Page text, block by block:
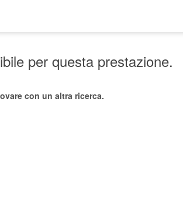
per questa prestazione.
con un altra ricerca.